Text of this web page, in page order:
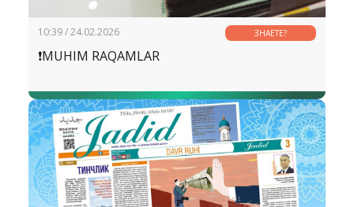
10:39 / 24.02.2026 ЗНАЕТЕ?
❗️MUHIM RAQAMLAR